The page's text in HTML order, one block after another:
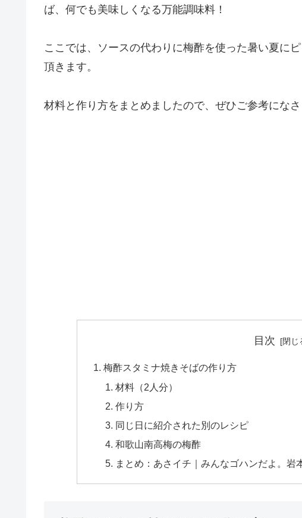
ば、何でも美味しくなる万能調味料！
ここでは、ソースの代わりに梅酢を使った暑い夏に
頂きます。
材料と作り方をまとめましたので、ぜひご参考になさ
目次
梅酢スタミナ焼きそばの作り方
材料（2人分）
作り方
同じ日に紹介された別のレシピ
和歌山南高梅の梅酢
まとめ：あさイチ｜みんなゴハンだよ。岩